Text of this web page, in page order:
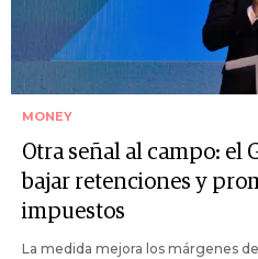
MONEY
Otra señal al campo: el
bajar retenciones y
impuestos
La medida mejora los márgenes